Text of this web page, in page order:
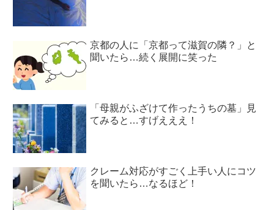
京都の人に「京都って滋賀の隣？」と
聞いたら…続く展開に笑った
「母親がふざけて作ったうちの墓」見
てみると…すげえええ！
クレーム対応がすごく上手い人にコツ
を聞いたら…なるほど！